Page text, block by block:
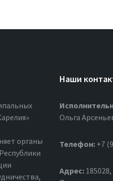
органы
Наши
Ольга
Телефон: +7
Адрес: